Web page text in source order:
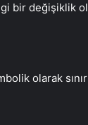
bir değişiklik
olarak sınır